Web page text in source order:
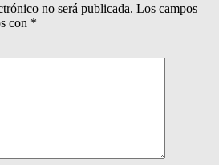
no será publicada. Los campos
con *